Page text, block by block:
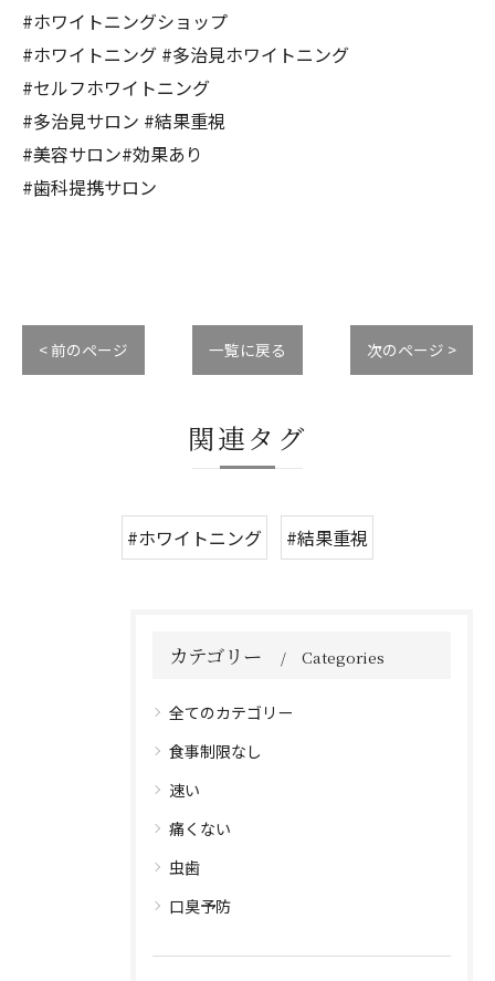
#ホワイトニングショップ
#ホワイトニング #多治見ホワイトニング
#セルフホワイトニング
#多治見サロン #結果重視
#美容サロン#効果あり
#歯科提携サロン
< 前のページ 一覧に戻る 次のページ >
関連タグ
#ホワイトニング #結果重視
カテゴリー Categories
全てのカテゴリー
食事制限なし
速い
痛くない
虫歯
口臭予防